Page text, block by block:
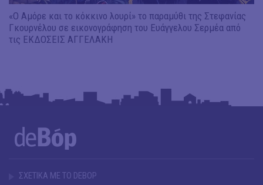
«Ο Αμόρε και το κόκκινο λουρί» το παραμύθι της Στεφανίας
Γκουρνέλου σε εικονογράφηση του Ευάγγελου Σερμέα από
τις ΕΚΔΟΣΕΙΣ ΑΓΓΕΛΑΚΗ
ΣΧΕΤΙΚΑ ΜΕ ΤΟ DEBOP